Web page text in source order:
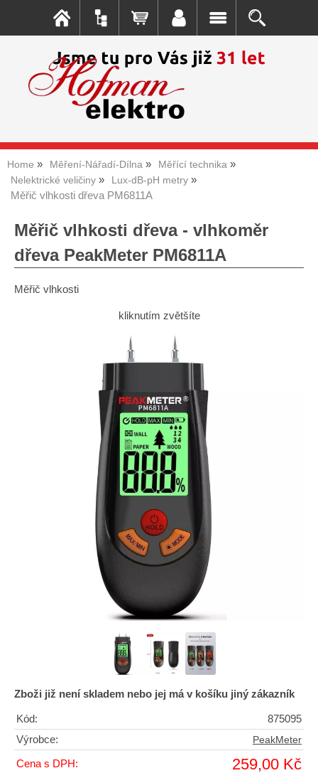
Home Měření-Nářadí-Dílna
Měřící technika
Nelektrické veličiny
Lux-dB-pH metry
Měřič vlhkosti dřeva PM6811A
Měřič vlhkosti dřeva - vlhkoměr
dřeva PeakMeter PM6811A
Měřič vlhkosti
kliknutím zvětšíte
Zboži již není skladem nebo jej má v košíku jiný zákazník
Kód:
875095
Výrobce:
PeakMeter
Cena s DPH: 259,00 Kč